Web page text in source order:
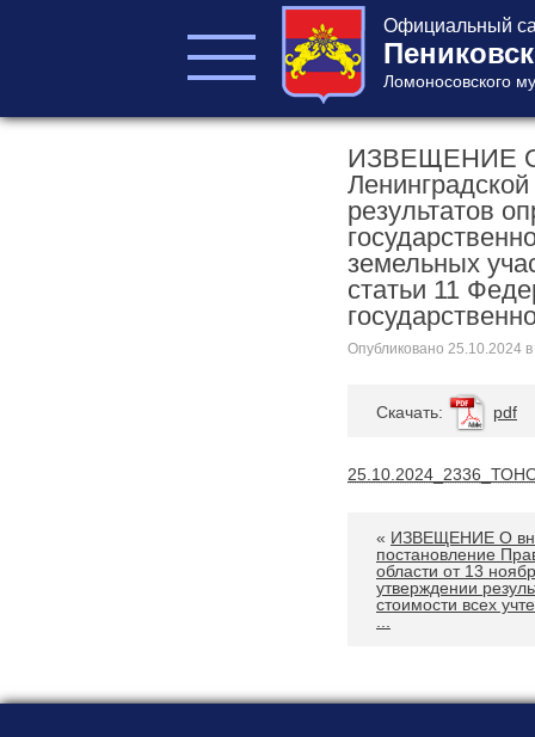
Официальный
Ломоносовского
ИЗВЕЩЕНИЕ О
результатов
земельных
статьи 11
Опубликовано 25.10.2024
Cкачать: pdf
« ИЗВЕЩЕНИЕ О
постановление
области от 13
утверждении
стоимости всех